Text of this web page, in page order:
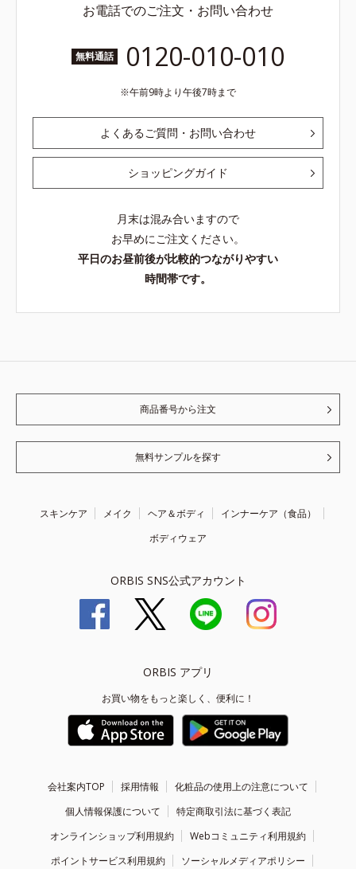
お電話でのご注文・お問い合わせ
無料通話 0120-010-010
午前9時より午後7時まで
よくあるご質問・お問い合わせ
ショッピングガイド
月末は混み合いますので
お早めにご注文ください。
平日のお昼前後が比較的つながりやすい
時間帯です。
商品番号から注文
無料サンプルを探す
スキンケア メイク ヘア＆ボディ
インナーケア（食品）
ボディウェア
ORBIS SNS公式アカウント
ORBIS アプリ
お買い物をもっと楽しく、便利に！
会社案内TOP 採用情報
化粧品の使用上の注意について
個人情報保護について
特定商取引法に基づく表記
オンラインショップ利用規約
Webコミュニティ利用規約
ポイントサービス利用規約
ソーシャルメディアポリシー